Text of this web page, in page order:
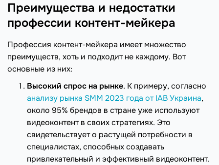
Преимущества и недостатки
профессии контент-мейкера
Профессия контент-мейкера имеет множество
преимуществ, хоть и подходит не каждому. Вот
основные из них:
Высокий спрос на рынке. К примеру, согласно
анализу рынка SMM 2023 года от IAB Украина,
около 95% брендов в стране уже используют
видеоконтент в своих стратегиях. Это
свидетельствует о растущей потребности в
специалистах, способных создавать
привлекательный и эффективный видеоконтент.